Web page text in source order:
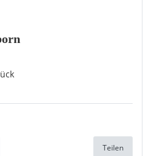
Teilen